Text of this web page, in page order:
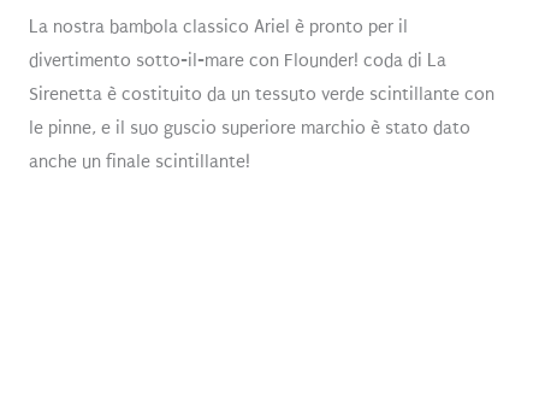
La nostra bambola classico Ariel è pronto per il
divertimento sotto-il-mare con Flounder! coda di La
Sirenetta è costituito da un tessuto verde scintillante con
le pinne, e il suo guscio superiore marchio è stato dato
anche un finale scintillante!